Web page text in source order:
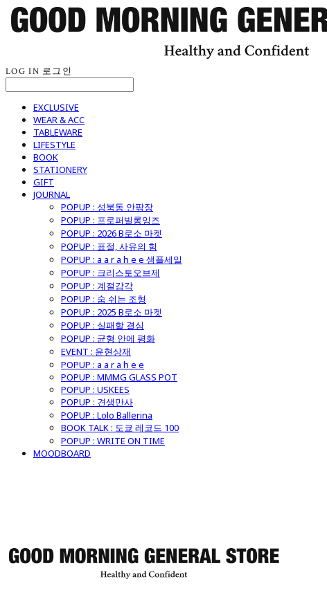
LOG IN 로그인
EXCLUSIVE
WEAR & ACC
TABLEWARE
LIFESTYLE
BOOK
STATIONERY
GIFT
JOURNAL
POPUP : 성북동 안팎장
POPUP : 프로퍼빌롱잉즈
POPUP : 2026 B로소 마켓
POPUP : 표절, 사유의 힘
POPUP : a a r a h e e 샘플세일
POPUP : 크리스토오브제
POPUP : 계절감각
POPUP : 숨 쉬는 조형
POPUP : 2025 B로소 마켓
POPUP : 실패할 결심
POPUP : 균형 안에 평화
EVENT : 윤현상재
POPUP : a a r a h e e
POPUP : MMMG GLASS POT
POPUP : USKEES
POPUP : 견생만사
POPUP : Lolo Ballerina
BOOK TALK : 도쿄 레코드 100
POPUP : WRITE ON TIME
MOODBOARD